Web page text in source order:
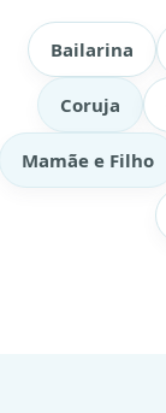
Bailarina
Coruja
Mamãe e Filho